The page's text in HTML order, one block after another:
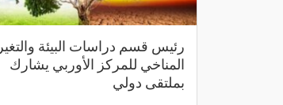
رئيس قسم دراسات البيئة والتغير
المناخي للمركز الأوربي يشارك
بملتقى دولي